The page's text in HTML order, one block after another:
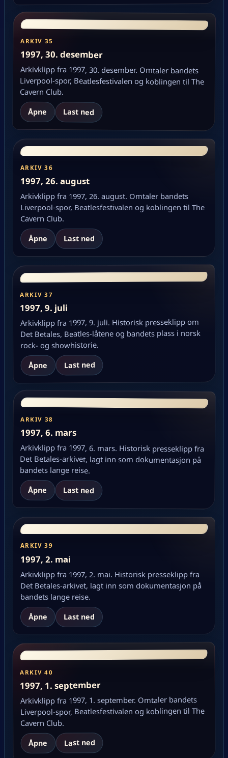
ARKIV 35
1997, 30. desember
Arkivklipp fra 1997, 30. desember. Omtaler bandets
Liverpool-spor, Beatlesfestivalen og koblingen til The
Cavern Club.
Åpne Last ned
ARKIV 36
1997, 26. august
Arkivklipp fra 1997, 26. august. Omtaler bandets
Liverpool-spor, Beatlesfestivalen og koblingen til The
Cavern Club.
Åpne Last ned
ARKIV 37
1997, 9. juli
Arkivklipp fra 1997, 9. juli. Historisk presseklipp om
Det Betales, Beatles-låtene og bandets plass i norsk
rock- og showhistorie.
Åpne Last ned
ARKIV 38
1997, 6. mars
Arkivklipp fra 1997, 6. mars. Historisk presseklipp fra
Det Betales-arkivet, lagt inn som dokumentasjon på
bandets lange reise.
Åpne Last ned
ARKIV 39
1997, 2. mai
Arkivklipp fra 1997, 2. mai. Historisk presseklipp fra
Det Betales-arkivet, lagt inn som dokumentasjon på
bandets lange reise.
Åpne Last ned
ARKIV 40
1997, 1. september
Arkivklipp fra 1997, 1. september. Omtaler bandets
Liverpool-spor, Beatlesfestivalen og koblingen til The
Cavern Club.
Åpne Last ned